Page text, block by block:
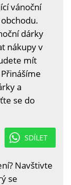
vánoční
dárky
nákupy v
mít
a
se do
SDÍLET
Navštivte
se